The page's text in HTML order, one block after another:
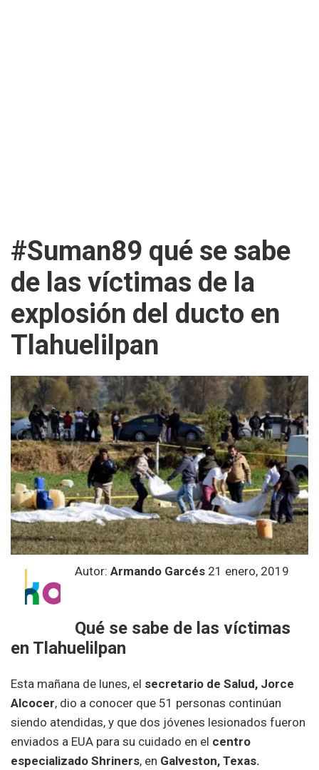
#Suman89 qué se sabe
de las víctimas de la
explosión del ducto en
Tlahuelilpan
Autor: Armando Garcés 21 enero, 2019
Qué se sabe de las víctimas
en Tlahuelilpan
Esta mañana de lunes, el secretario de Salud, Jorce
Alcocer, dio a conocer que 51 personas continúan
siendo atendidas, y que dos jóvenes lesionados fueron
enviados a EUA para su cuidado en el centro
especializado Shriners, en Galveston, Texas.